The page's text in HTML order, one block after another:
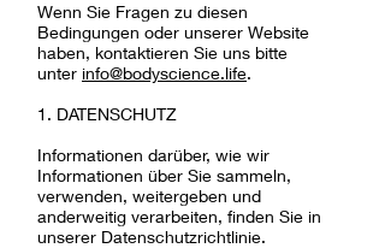
Wenn Sie Fragen zu diesen
Bedingungen oder unserer Website
haben, kontaktieren Sie uns bitte
unter info@bodyscience.life.
1. DATENSCHUTZ
Informationen darüber, wie wir
Informationen über Sie sammeln,
verwenden, weitergeben und
anderweitig verarbeiten, finden Sie in
unserer Datenschutzrichtlinie.